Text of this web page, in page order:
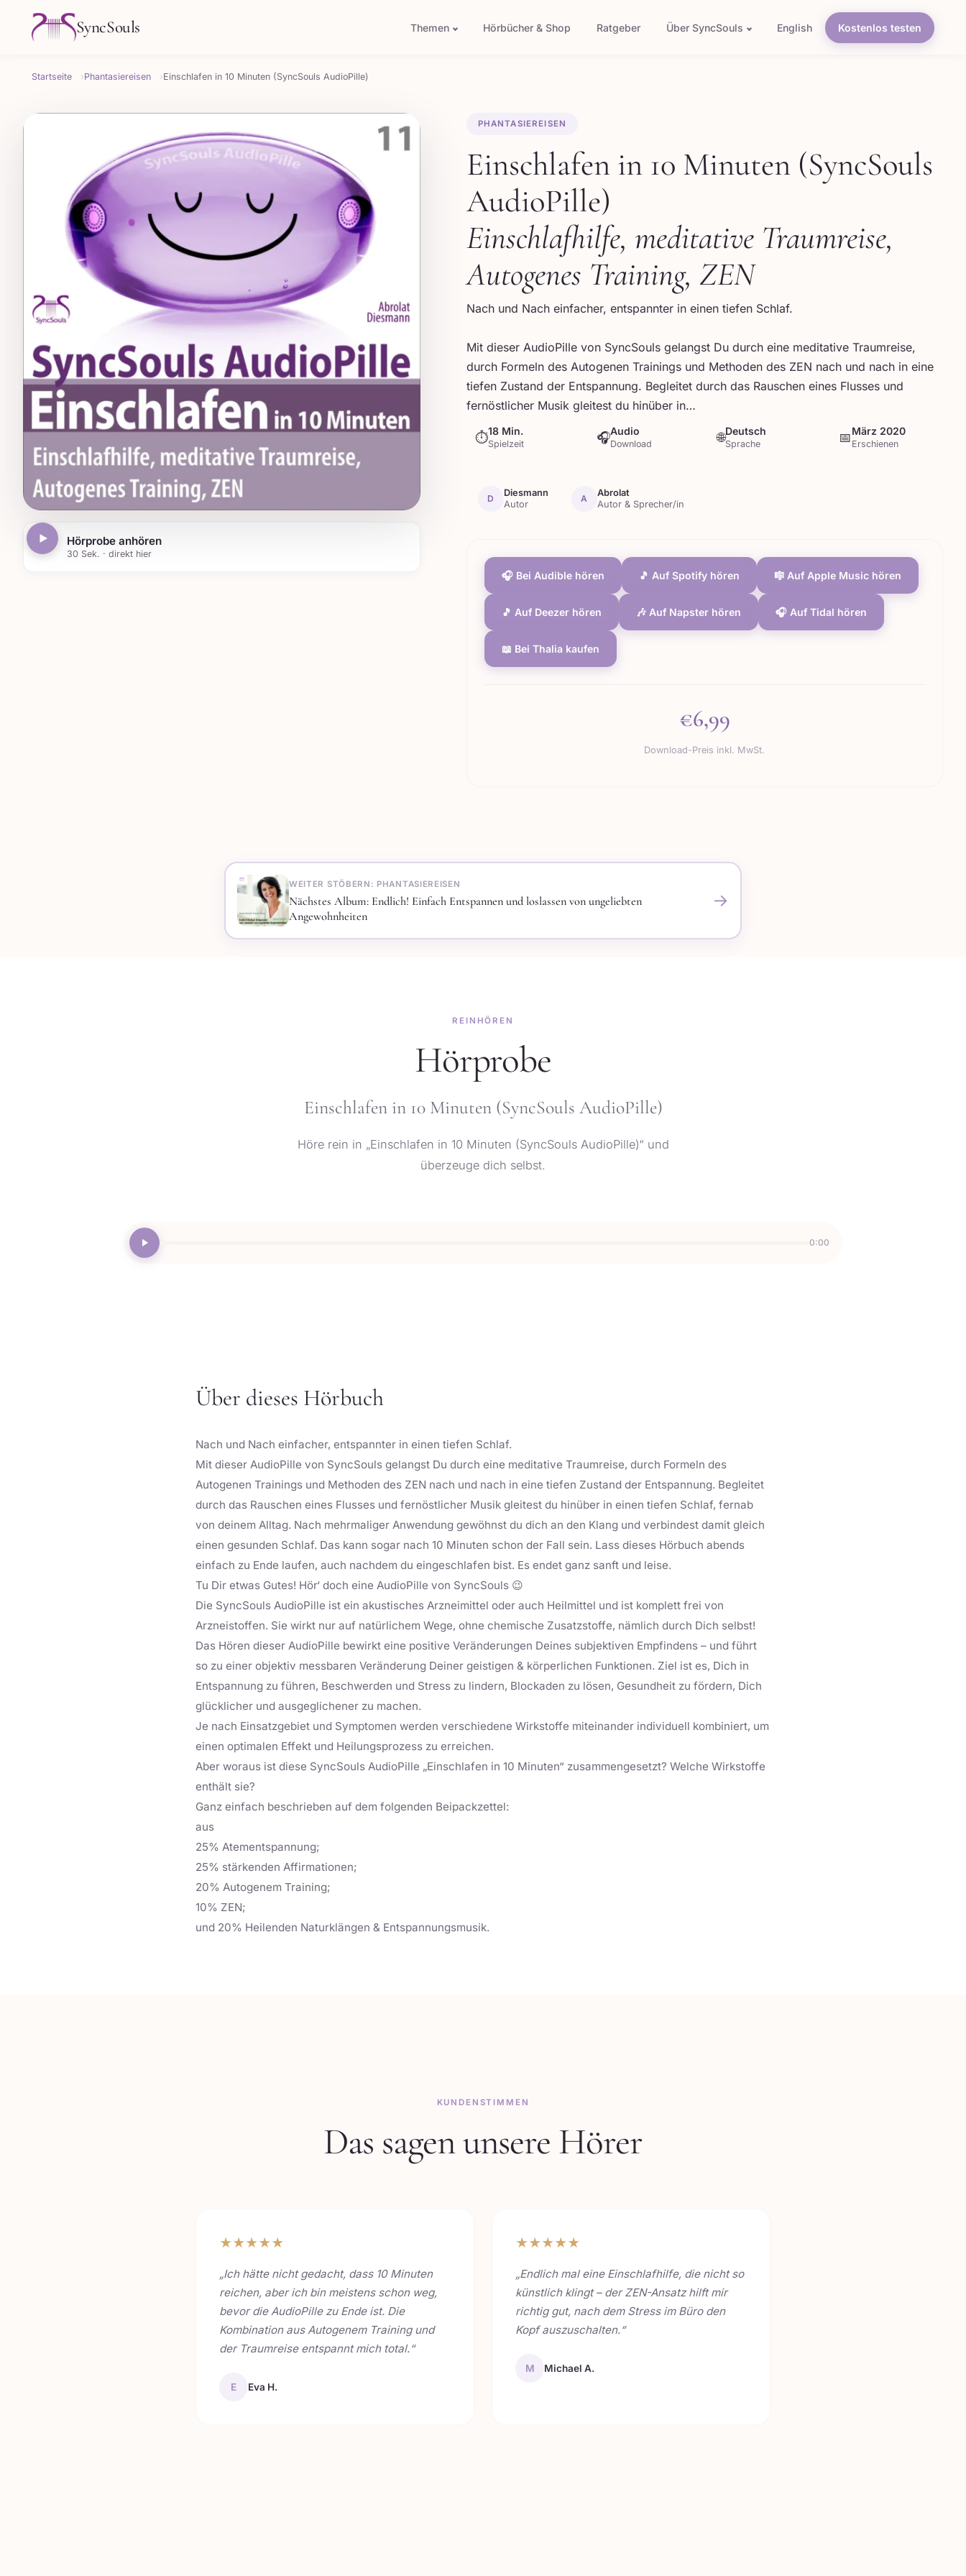
SyncSouls Themen Hörbücher & Shop Ratgeber Über SyncSouls English Kostenlos testen
Startseite Phantasiereisen Einschlafen in 10 Minuten (SyncSouls AudioPille)
Hörprobe anhören
30 Sek. · direkt hier
PHANTASIEREISEN
Einschlafen in 10 Minuten (SyncSouls
AudioPille)
Einschlafhilfe, meditative Traumreise,
Autogenes Training, ZEN
Nach und Nach einfacher, entspannter in einen tiefen Schlaf.
Mit dieser AudioPille von SyncSouls gelangst Du durch eine meditative Traumreise,
durch Formeln des Autogenen Trainings und Methoden des ZEN nach und nach in eine
tiefen Zustand der Entspannung. Begleitet durch das Rauschen eines Flusses und
fernöstlicher Musik gleitest du hinüber in…
⏱18 Min.
Spielzeit 🎧Audio
Download 🌐Deutsch
Sprache 📅März 2020
Erschienen
D
Diesmann
Autor
A
Abrolat
Autor & Sprecher/in
🎧 Bei Audible hören 🎵 Auf Spotify hören 🎼 Auf Apple Music hören
🎵 Auf Deezer hören 🎶 Auf Napster hören 🎧 Auf Tidal hören
📖 Bei Thalia kaufen
€6,99
Download-Preis inkl. MwSt.
WEITER STÖBERN: PHANTASIEREISEN
Nächstes Album: Endlich! Einfach Entspannen und loslassen von ungeliebten
Angewohnheiten
→
REINHÖREN
Hörprobe
Einschlafen in 10 Minuten (SyncSouls AudioPille)
Höre rein in „Einschlafen in 10 Minuten (SyncSouls AudioPille)“ und
überzeuge dich selbst.
0:00
Über dieses Hörbuch
Nach und Nach einfacher, entspannter in einen tiefen Schlaf.
Mit dieser AudioPille von SyncSouls gelangst Du durch eine meditative Traumreise, durch Formeln des
Autogenen Trainings und Methoden des ZEN nach und nach in eine tiefen Zustand der Entspannung. Begleitet
durch das Rauschen eines Flusses und fernöstlicher Musik gleitest du hinüber in einen tiefen Schlaf, fernab
von deinem Alltag. Nach mehrmaliger Anwendung gewöhnst du dich an den Klang und verbindest damit gleich
einen gesunden Schlaf. Das kann sogar nach 10 Minuten schon der Fall sein. Lass dieses Hörbuch abends
einfach zu Ende laufen, auch nachdem du eingeschlafen bist. Es endet ganz sanft und leise.
Tu Dir etwas Gutes! Hör‘ doch eine AudioPille von SyncSouls 😉
Die SyncSouls AudioPille ist ein akustisches Arzneimittel oder auch Heilmittel und ist komplett frei von
Arzneistoffen. Sie wirkt nur auf natürlichem Wege, ohne chemische Zusatzstoffe, nämlich durch Dich selbst!
Das Hören dieser AudioPille bewirkt eine positive Veränderungen Deines subjektiven Empfindens – und führt
so zu einer objektiv messbaren Veränderung Deiner geistigen & körperlichen Funktionen. Ziel ist es, Dich in
Entspannung zu führen, Beschwerden und Stress zu lindern, Blockaden zu lösen, Gesundheit zu fördern, Dich
glücklicher und ausgeglichener zu machen.
Je nach Einsatzgebiet und Symptomen werden verschiedene Wirkstoffe miteinander individuell kombiniert, um
einen optimalen Effekt und Heilungsprozess zu erreichen.
Aber woraus ist diese SyncSouls AudioPille „Einschlafen in 10 Minuten“ zusammengesetzt? Welche Wirkstoffe
enthält sie?
Ganz einfach beschrieben auf dem folgenden Beipackzettel:
aus
25% Atementspannung;
25% stärkenden Affirmationen;
20% Autogenem Training;
10% ZEN;
und 20% Heilenden Naturklängen & Entspannungsmusik.
KUNDENSTIMMEN
Das sagen unsere Hörer
★★★★★
„Ich hätte nicht gedacht, dass 10 Minuten
reichen, aber ich bin meistens schon weg,
bevor die AudioPille zu Ende ist. Die
Kombination aus Autogenem Training und
der Traumreise entspannt mich total.“
E Eva H.
★★★★★
„Endlich mal eine Einschlafhilfe, die nicht so
künstlich klingt – der ZEN-Ansatz hilft mir
richtig gut, nach dem Stress im Büro den
Kopf auszuschalten.“
M Michael A.